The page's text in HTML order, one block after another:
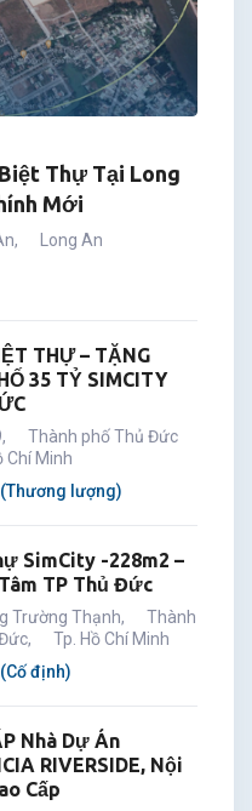
Thự Tại Long
Mới
, Long An
THỰ – TẶNG
35 TỶ SIMCITY
,
Thành phố Thủ Đức
Chí Minh
(Thương lượng)
SimCity -228m2 –
TP Thủ Đức
Trường Thạnh,
Thành
, Tp. Hồ Chí Minh
(Cố định)
Nhà Dự Án
RIVERSIDE, Nội
Cấp